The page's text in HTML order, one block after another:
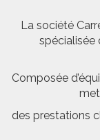
La société
spécialisée
Composée
des prestations